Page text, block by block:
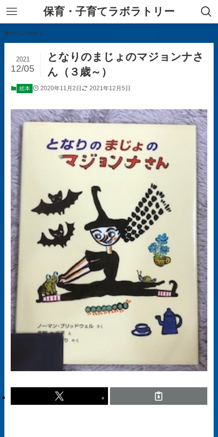
保育・子育てラボラトリー
ホーム 絵本
となりのまじょのマジョンナさ
ん（３歳～）
2021
12/05
絵本 2020年11月2日 2021年12月5日